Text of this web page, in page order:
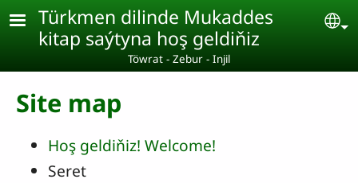
Skip to main content
Türkmen dilinde Mukaddes
kitap saýtyna hoş geldiňiz
Töwrat - Zebur - Injil
Site map
Hoş geldiňiz! Welcome!
Seret